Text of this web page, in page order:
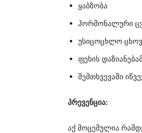
ყაბზობა
ჰორმონალური
უსიცოცხლო
ფეხის
შემთხვევაში
პრევენცია:
აქ მოცემულია